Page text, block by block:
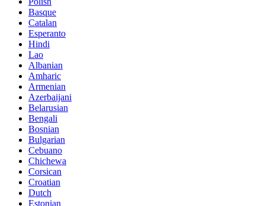
Basque
Catalan
Esperanto
Hindi
Lao
Albanian
Amharic
Armenian
Azerbaijani
Belarusian
Bengali
Bosnian
Bulgarian
Cebuano
Chichewa
Corsican
Croatian
Dutch
Estonian